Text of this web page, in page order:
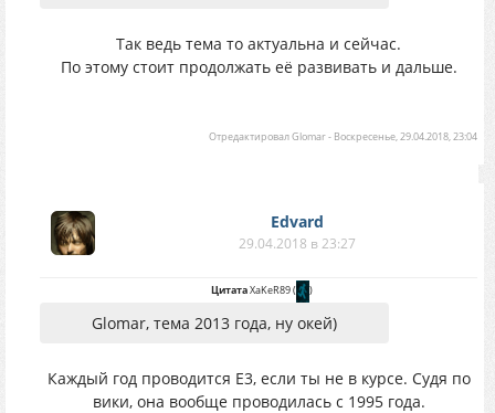
Так ведь тема то актуальна и сейчас.
По этому стоит продолжать её развивать и дальше.
ОтредактировалGlomar- Воскресенье, 29.04.2018, 23:04
Edvard
29.04.2018 в 23:27
ЦитатаXaKeR89( )
Glomar, тема 2013 года, ну окей)
Каждый год проводится Е3, если ты не в курсе. Судя по
вики, она вообще проводилась с 1995 года.